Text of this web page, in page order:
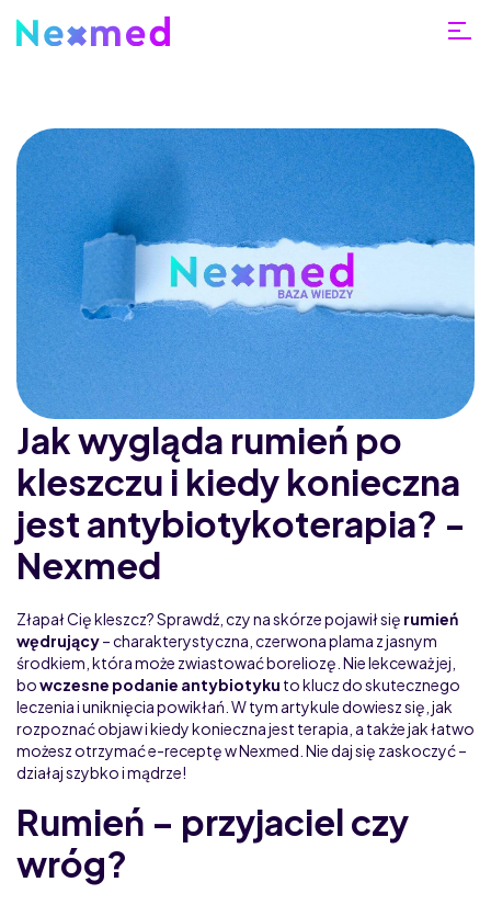
Jak wygląda rumień po
kleszczu i kiedy konieczna
jest antybiotykoterapia? -
Nexmed
Złapał Cię kleszcz? Sprawdź, czy na skórze pojawił się rumień
wędrujący– charakterystyczna, czerwona plama z jasnym
środkiem, która może zwiastować boreliozę. Nie lekceważ jej,
bowczesne podanie antybiotyku to klucz do skutecznego
leczenia i uniknięcia powikłań. W tym artykule dowiesz się, jak
rozpoznać objaw i kiedy konieczna jest terapia, a także jak łatwo
możesz otrzymać e-receptę w Nexmed. Nie daj się zaskoczyć –
działaj szybko i mądrze!
Rumień – przyjaciel czy
wróg?